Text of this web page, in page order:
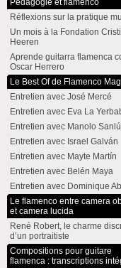
Pédagogie et flamenco
Réflexions sur la pratique
Un mois à la Fondation
Heeren
Aprende guitarra flamenca
Oscar Herrero
Le Best Of de Flamenco
Entretien avec José Mercé
Entretien avec Eva La
Entretien avec Manolo
Entretien avec Israel Galván
Entretien avec Mayte Martín
Entretien avec Belén Maya
Entretien avec Dominique
Le flamenco entre camera
et camera lucida
René Robert, le charme
d’un portraitiste
Compositions pour guitare
flamenca : transcriptions